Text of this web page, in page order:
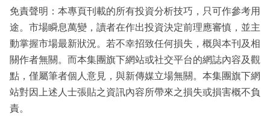
免責聲明：本專頁刊載的所有投資分析技巧，只可作參考用
途。市場瞬息萬變，讀者在作出投資決定前理應審慎，並主
動掌握市場最新狀況。若不幸招致任何損失，概與本刊及相
關作者無關。而本集團旗下網站或社交平台的網誌內容及觀
點，僅屬筆者個人意見，與新傳媒立場無關。本集團旗下網
站對因上述人士張貼之資訊內容所帶來之損失或損害概不負
責。